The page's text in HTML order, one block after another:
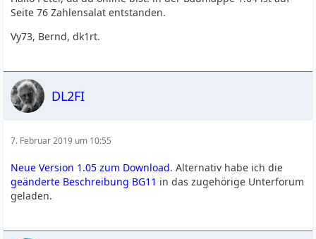
Seite 76 Zahlensalat entstanden.
Vy73, Bernd, dk1rt.
DL2FI
7. Februar 2019 um 10:55
Neue Version 1.05 zum Download. Alternativ habe ich die
geänderte Beschreibung BG11 in das zugehörige Unterforum
geladen.